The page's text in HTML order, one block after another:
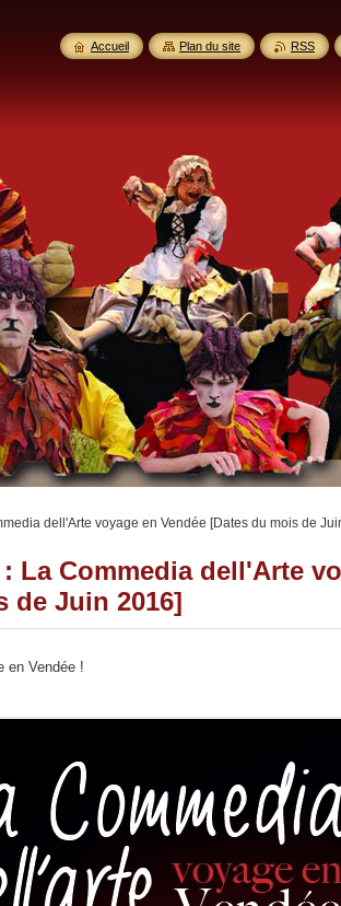
dell'Arte voyage en Vendée [Dates du mois de
: La Commedia dell'Arte
de Juin 2016]
en Vendée !
Accueil Plan du site RSS